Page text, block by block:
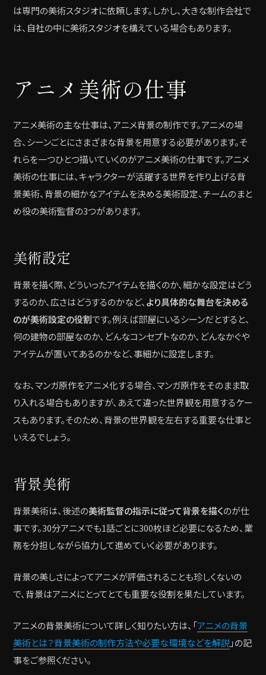
は専門の美術スタジオに依頼します。しかし、大きな制作会社で
は、自社の中に美術スタジオを構えている場合もあります。
アニメ美術の仕事
アニメ美術の主な仕事は、アニメ背景の制作です。アニメの場
合、シーンごとにさまざまな背景を用意する必要があります。そ
れらを一つひとつ描いていくのがアニメ美術の仕事です。アニメ
美術の仕事には、キャラクターが活躍する世界を作り上げる背
景美術、背景の細かなアイテムを決める美術設定、チームのまと
め役の美術監督の3つがあります。
美術設定
背景を描く際、どういったアイテムを描くのか、細かな設定はどう
するのか、広さはどうするのかなど、 より具体的な舞台を決める
のが美術設定の役割です。例えば部屋にいるシーンだとすると、
何の建物の部屋なのか、どんなコンセプトなのか、どんなかぐや
アイテムが置いてあるのかなど、事細かに設定します。
なお、マンガ原作をアニメ化する場合、マンガ原作をそのまま取
り入れる場合もありますが、あえて違った世界観を用意するケー
スもあります。そのため、背景の世界観を左右する重要な仕事と
いえるでしょう。
背景美術
背景美術は、後述の美術監督の指示に従って背景を描くのが仕
事です。30分アニメでも1話ごとに300枚ほど必要になるため、業
務を分担しながら協力して進めていく必要があります。
背景の美しさによってアニメが評価されることも珍しくないの
で、背景はアニメにとってとても重要な役割を果たしています。
アニメの背景美術について詳しく知りたい方は、「アニメの背景
美術とは？背景美術の制作方法や必要な環境などを解説」の記
事をご参照ください。